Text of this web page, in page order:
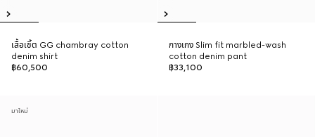
เสื้อเชิ้ต GG chambray cotton
denim shirt
฿60,500
กางเกง Slim fit marbled-wash
cotton denim pant
฿33,100
มาใหม่